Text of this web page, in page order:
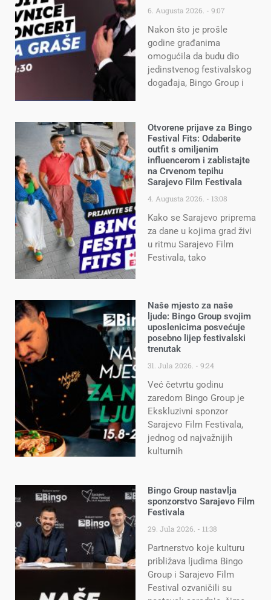
6. Augusta 2026. 9:07
Nakon što je prošle
godine građanima
omogućila da budu dio
jedinstvenog festivalskog
događaja, Bingo Group i
Otvorene prijave za Bingo
Festival Fits: Odaberite
outfit s omiljenim
influencerom i zablistajte
na Crvenom tepihu
Sarajevo Film Festivala
4. Augusta 2026. 13:08
Kako se Sarajevo priprema
za dane u kojima grad živi
u ritmu Sarajevo Film
Festivala, tako
Naše mjesto za naše
ljude: Bingo Group svojim
uposlenicima posvećuje
posebno lijep festivalski
trenutak
31. Jula 2026. 9:24
Već četvrtu godinu
zaredom Bingo Group je
Ekskluzivni sponzor
Sarajevo Film Festivala,
jednog od najvažnijih
kulturnih
Bingo Group nastavlja
sponzorstvo Sarajevo Film
Festivala
29. Jula 2026. 11:38
Partnerstvo koje kulturu
približava ljudima Bingo
Group i Sarajevo Film
Festival ozvaničili su